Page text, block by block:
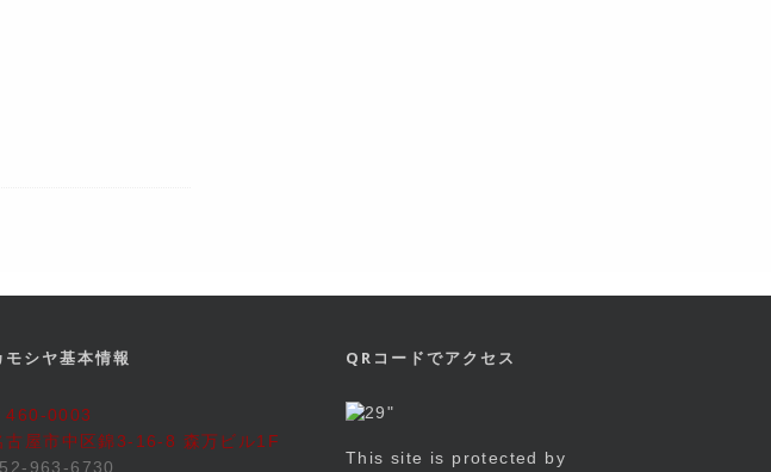
モシヤ基本情報
460-0003
古屋市中区錦3-16-8 森万ビル1F
963-6730
QRコードでアクセス
This site is protected by